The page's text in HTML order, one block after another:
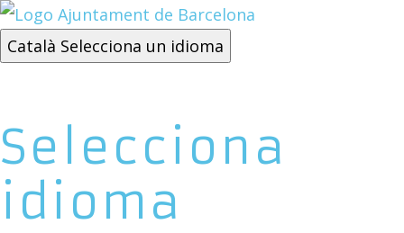
Català Selecciona un idioma
Selecciona
idioma